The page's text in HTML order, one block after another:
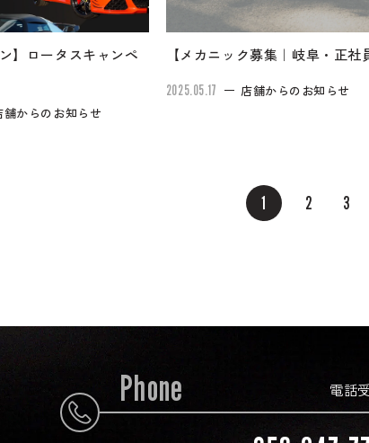
】ロータスキャンペ
舗からのお知らせ
【メカニック募集｜岐阜・正社
2025.05.17 店舗からのお知らせ
1 2 3
Phone 電話